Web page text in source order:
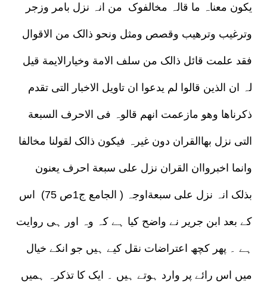
یکون معناہ ما قالہ مخالفوک من انہ نزل بامر وزجر
وترغیب وترھیب وقصص ومثل ونحو ذالک من الاقوال
فقد علمت قائل ذالک من سلف الامة وخیارالایمة قیل
لہ ان الذین قالوا لم یدعوا ان تاویل الاخبار التی تقدم
ذکرناھا وھو مازعمت انھم قالوہ فی الاحرف السبعة
التی نزل بھاالقران دون غیرہ فیکون ذالک لقولنا مخالفا
وانما اخبرواان القران نزل علی سبعة احرف یعنون
بذلک انہ نزل علی سبعةاوجہ ( الجامع ج1ص 75) اس
کے بعد ابن جریر نے واضح کیا ہے کہ وہ اور ہی روایت
ہے ۔ پھر کچھ اعتراضات نقل کیے ہیں جو انکے خیال
میں اس رائے پر وارد ہوتے ہیں ۔ ایک کا تذکرہ ہمیں